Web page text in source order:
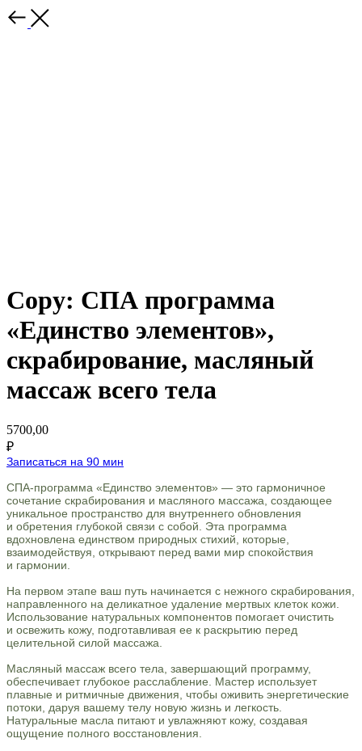
Copy: СПА программа
«Единство элементов»,
скрабирование, масляный
массаж всего тела
5700,00
₽
Записаться на 90 мин
СПА-программа «Единство элементов» — это гармоничное
сочетание скрабирования и масляного массажа, создающее
уникальное пространство для внутреннего обновления
и обретения глубокой связи с собой. Эта программа
вдохновлена единством природных стихий, которые,
взаимодействуя, открывают перед вами мир спокойствия
и гармонии.
На первом этапе ваш путь начинается с нежного скрабирования,
направленного на деликатное удаление мертвых клеток кожи.
Использование натуральных компонентов помогает очистить
и освежить кожу, подготавливая ее к раскрытию перед
целительной силой массажа.
Масляный массаж всего тела, завершающий программу,
обеспечивает глубокое расслабление. Мастер использует
плавные и ритмичные движения, чтобы оживить энергетические
потоки, даруя вашему телу новую жизнь и легкость.
Натуральные масла питают и увлажняют кожу, создавая
ощущение полного восстановления.